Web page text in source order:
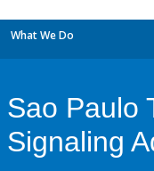
What We Do
Sao Paulo
Signaling